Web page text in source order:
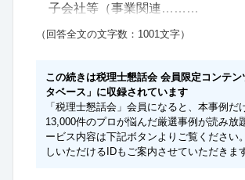
子会社等（事業関連………
（回答全文の文字数：1001文字）
この続きは税理士懇話会 会員限定コンテ
タベース」に収録されています
「税理士懇話会」会員になると、本事例だ
13,000件のプロが悩んだ厳選事例が読み放
ービス内容は下記ボタンよりご覧ください
しいただけるIDもご案内させていただきま